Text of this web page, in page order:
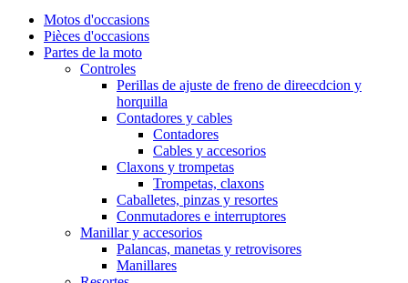
Motos d'occasions
Pièces d'occasions
Partes de la moto
Controles
Perillas de ajuste de freno de direecdcion y
horquilla
Contadores y cables
Contadores
Cables y accesorios
Claxons y trompetas
Trompetas, claxons
Caballetes, pinzas y resortes
Conmutadores e interruptores
Manillar y accesorios
Palancas, manetas y retrovisores
Manillares